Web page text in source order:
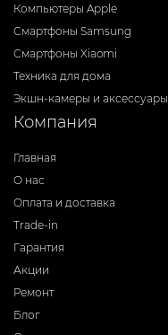
Компьютеры Apple
Смартфоны Samsung
Смартфоны Xiaomi
Техника для дома
Экшн-камеры и аксессуары
Компания
Главная
О нас
Оплата и доставка
Trade-in
Гарантия
Акции
Ремонт
Блог